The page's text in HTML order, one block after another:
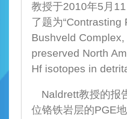
教授于2010年5月
了题为
Bushveld
preserved North
Hf isotopes in
Naldrett教授的报
位铬铁岩层的PGE